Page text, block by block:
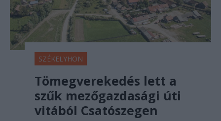
SZÉKELYHON
Tömegverekedés lett a
szűk mezőgazdasági úti
vitából Csatószegen